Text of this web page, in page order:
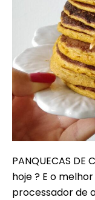
PANQUECAS DE
hoje ? E o
processador de